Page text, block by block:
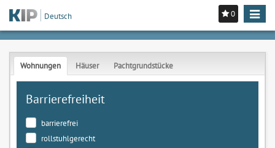
0
Toggle
Deutsch
Wohnungen Häuser Pachtgrundstücke
Barrierefreiheit
barrierefrei
rollstuhlgerecht